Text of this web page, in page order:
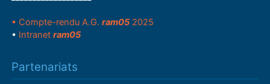
• Compte-rendu A.G.ram05 2025
• Intranetram05
Partenariats